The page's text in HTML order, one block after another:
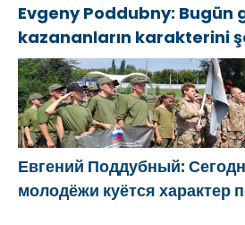
Evgeny Poddubny: Bugün
kazananların karakterini
Евгений Поддубный:
молодёжи куётся характер